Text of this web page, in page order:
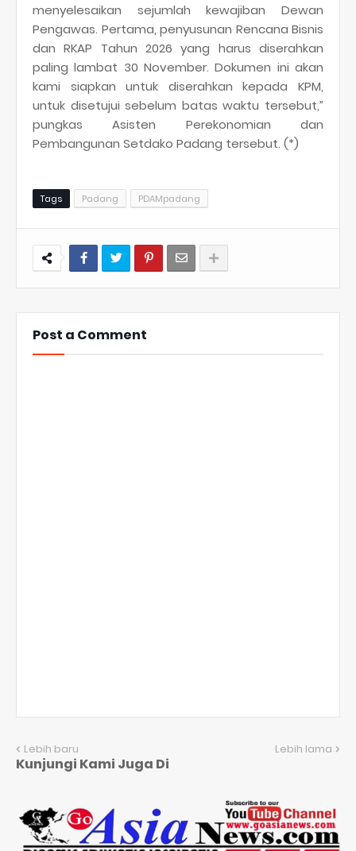
menyelesaikan sejumlah kewajiban Dewan
Pengawas. Pertama, penyusunan Rencana Bisnis
dan RKAP Tahun 2026 yang harus diserahkan
paling lambat 30 November. Dokumen ini akan
kami siapkan untuk diserahkan kepada KPM,
untuk disetujui sebelum batas waktu tersebut,”
pungkas Asisten Perekonomian dan
Pembangunan Setdako Padang tersebut. (*)
Tags Padang PDAMpadang
Post a Comment
Lebih baru Lebih lama
Kunjungi Kami Juga Di